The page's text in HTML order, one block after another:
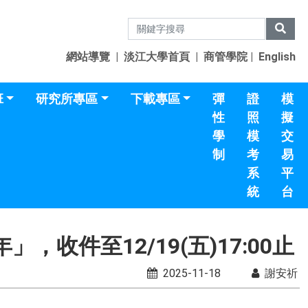
網站導覽 | 淡江大學首頁 | 商管學院| English
研究所專區 下載專區
彈
性
學
制
證
照
模
考
系
統
模
擬
交
易
平
台
」，收件至12/19(五)17:00止
2025-11-18 謝安祈